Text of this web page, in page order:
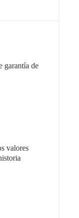
garantía de
valores